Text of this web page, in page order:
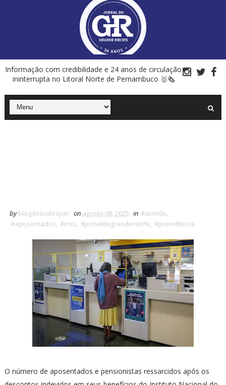
Informação com credibilidade e 24 anos de circulação
ininterrupta no Litoral Norte de Pernambuco 🥇🗞
by blogdoeudesper on agosto 08, 2025 in #acordo,
#aposentados, #inss, #jornaldogranderecife, #previdência
O número de aposentados e pensionistas ressarcidos após os